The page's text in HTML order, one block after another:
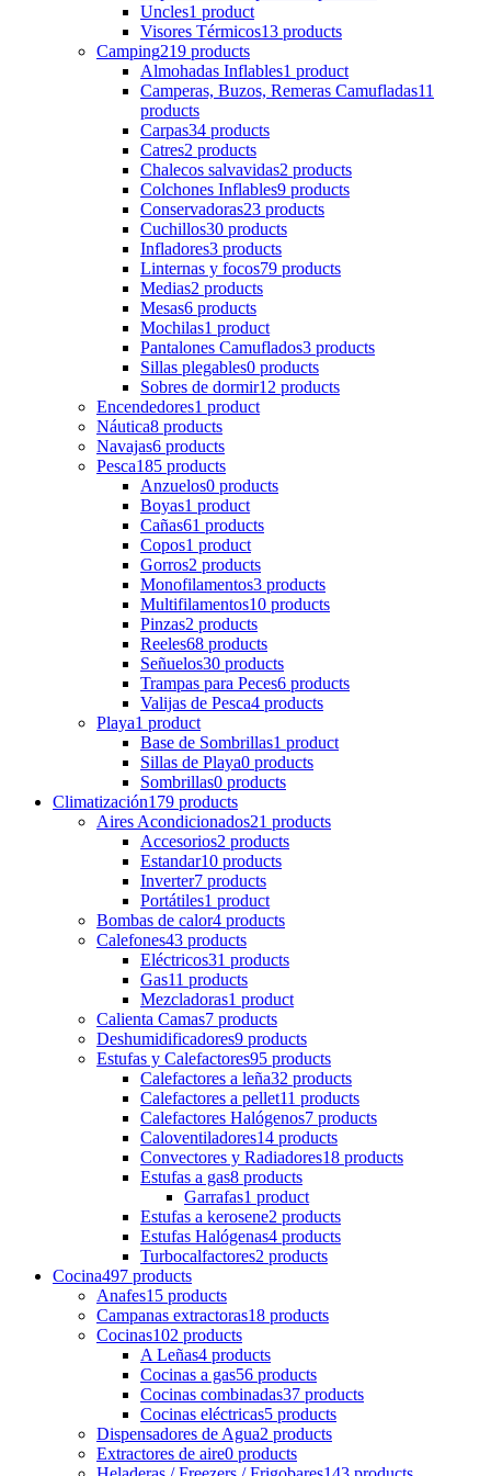
Uncles1 product
Visores Térmicos13 products
Camping219 products
Almohadas Inflables1 product
Camperas, Buzos, Remeras Camufladas11
products
Carpas34 products
Catres2 products
Chalecos salvavidas2 products
Colchones Inflables9 products
Conservadoras23 products
Cuchillos30 products
Infladores3 products
Linternas y focos79 products
Medias2 products
Mesas6 products
Mochilas1 product
Pantalones Camuflados3 products
Sillas plegables0 products
Sobres de dormir12 products
Encendedores1 product
Náutica8 products
Navajas6 products
Pesca185 products
Anzuelos0 products
Boyas1 product
Cañas61 products
Copos1 product
Gorros2 products
Monofilamentos3 products
Multifilamentos10 products
Pinzas2 products
Reeles68 products
Señuelos30 products
Trampas para Peces6 products
Valijas de Pesca4 products
Playa1 product
Base de Sombrillas1 product
Sillas de Playa0 products
Sombrillas0 products
Climatización179 products
Aires Acondicionados21 products
Accesorios2 products
Estandar10 products
Inverter7 products
Portátiles1 product
Bombas de calor4 products
Calefones43 products
Eléctricos31 products
Gas11 products
Mezcladoras1 product
Calienta Camas7 products
Deshumidificadores9 products
Estufas y Calefactores95 products
Calefactores a leña32 products
Calefactores a pellet11 products
Calefactores Halógenos7 products
Caloventiladores14 products
Convectores y Radiadores18 products
Estufas a gas8 products
Garrafas1 product
Estufas a kerosene2 products
Estufas Halógenas4 products
Turbocalfactores2 products
Cocina497 products
Anafes15 products
Campanas extractoras18 products
Cocinas102 products
A Leñas4 products
Cocinas a gas56 products
Cocinas combinadas37 products
Cocinas eléctricas5 products
Dispensadores de Agua2 products
Extractores de aire0 products